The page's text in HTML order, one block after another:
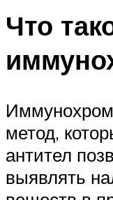
Что
метод,
антител
выявлять